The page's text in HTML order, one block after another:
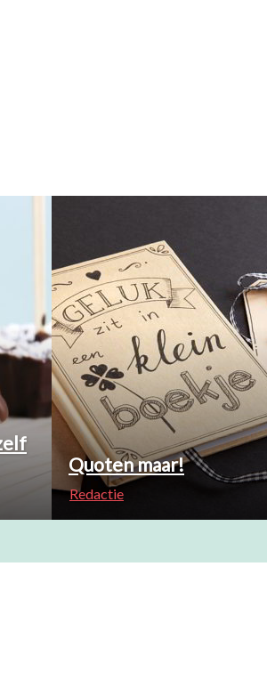
Quoten maar!
Redactie